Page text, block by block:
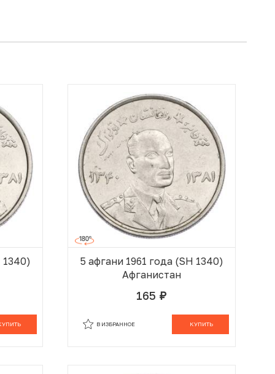
1340)
5 афгани 1961 года (SH 1340)
Афганистан
165 руб.
КУПИТЬ
В ИЗБРАННОЕ